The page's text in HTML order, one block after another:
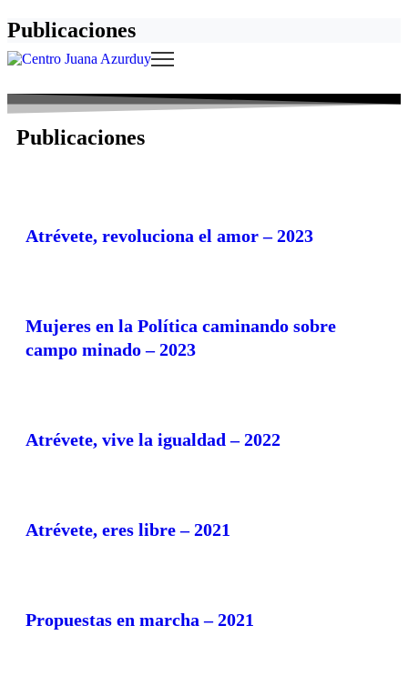
Publicaciones
Publicaciones
Atrévete, revoluciona el amor – 2023
Mujeres en la Política caminando sobre
campo minado – 2023
Atrévete, vive la igualdad – 2022
Atrévete, eres libre – 2021
Propuestas en marcha – 2021